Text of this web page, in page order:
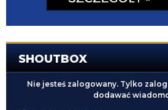
SHOUTBOX
Nie jesteś zalogowany. Tylko
dodawać